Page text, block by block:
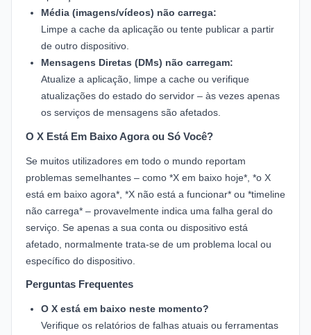
Média (imagens/vídeos) não carrega:
Limpe a cache da aplicação ou tente publicar a partir
de outro dispositivo.
Mensagens Diretas (DMs) não carregam:
Atualize a aplicação, limpe a cache ou verifique
atualizações do estado do servidor – às vezes apenas
os serviços de mensagens são afetados.
O X Está Em Baixo Agora ou Só Você?
Se muitos utilizadores em todo o mundo reportam
problemas semelhantes – como *X em baixo hoje*, *o X
está em baixo agora*, *X não está a funcionar* ou *timeline
não carrega* – provavelmente indica uma falha geral do
serviço. Se apenas a sua conta ou dispositivo está
afetado, normalmente trata-se de um problema local ou
específico do dispositivo.
Perguntas Frequentes
O X está em baixo neste momento?
Verifique os relatórios de falhas atuais ou ferramentas